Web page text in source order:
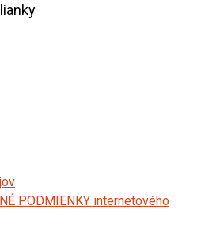
PODMIENKY internetového